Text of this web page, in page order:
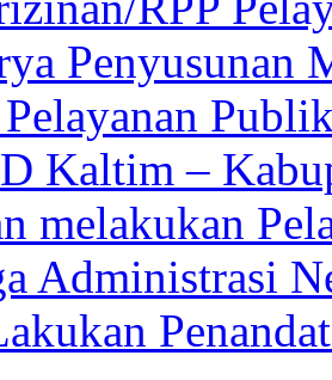
Penyusunan
Kaltim –
melakukan
Administrasi